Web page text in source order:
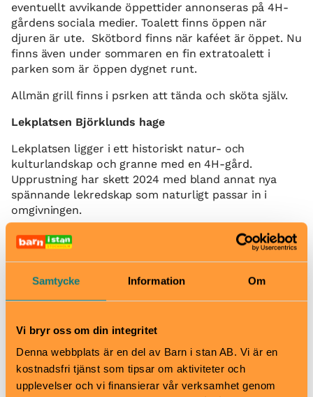
Samtycke Information Om
Vi bryr oss om din integritet
Denna webbplats är en del av Barn i stan AB. Vi är en
kostnadsfri tjänst som tipsar om aktiviteter och
upplevelser och vi finansierar vår verksamhet genom
eventuellt avvikande öppettider annonseras på 4H-
gårdens sociala medier. Toalett finns öppen när
djuren är ute. Skötbord finns när kaféet är öppet. Nu
finns även under sommaren en fin extratoalett i
parken som är öppen dygnet runt.
Allmän grill finns i psrken att tända och sköta själv.
Lekplatsen Björklunds hage
Lekplatsen ligger i ett historiskt natur- och
kulturlandskap och granne med en 4H-gård.
Upprustning har skett 2024 med bland annat nya
spännande lekredskap som naturligt passar in i
omgivningen.
Här finns bland annat
klätterställning med rutschkana
balanslek
lekhus
Basketplan
Klätternät